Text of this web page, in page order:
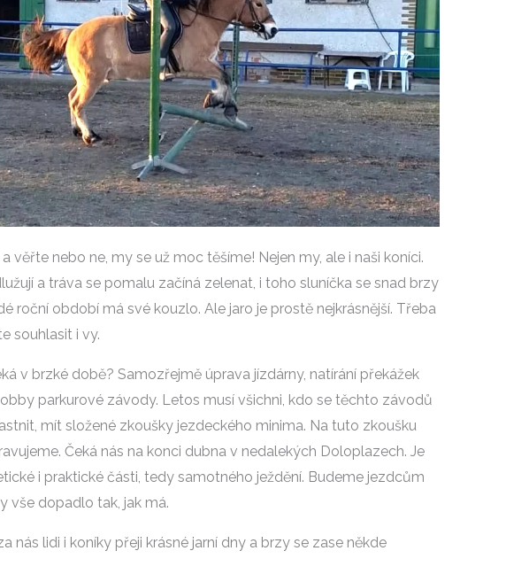
a věřte nebo ne, my se už moc těšíme! Nejen my, ale i naši koníci.
a tráva se pomalu začíná zelenat, i toho sluníčka se snad brzy
roční období má své kouzlo. Ale jaro je prostě nejkrásnější. Třeba
souhlasit i vy.
v brzké době? Samozřejmě úprava jízdárny, natírání překážek
parkurové závody. Letos musí všichni, kdo se těchto závodů
mít složené zkoušky jezdeckého minima. Na tuto zkoušku
Čeká nás na konci dubna v nedalekých Doloplazech. Je
i praktické části, tedy samotného ježdění. Budeme jezdcům
vše dopadlo tak, jak má.
nás lidi i koníky přeji krásné jarní dny a brzy se zase někde